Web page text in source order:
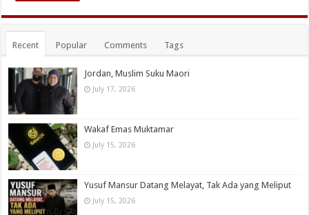
Recent Popular Comments Tags
Jordan, Muslim Suku Maori
July 17, 2026
Wakaf Emas Muktamar
July 15, 2026
Yusuf Mansur Datang Melayat, Tak Ada yang Meliput
July 15, 2026